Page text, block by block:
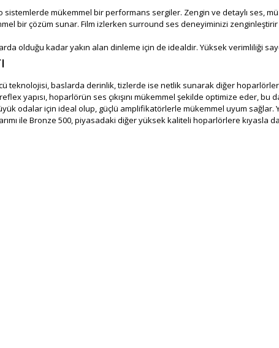
sistemlerde mükemmel bir performans sergiler. Zengin ve detaylı ses,
bir çözüm sunar. Film izlerken surround ses deneyiminizi
olduğu kadar yakın alan dinleme için de idealdir. Yüksek verimliliği
teknolojisi, baslarda derinlik, tizlerde ise netlik sunarak diğer
yapısı, hoparlörün ses çıkışını mükemmel şekilde optimize eder, bu
odalar için ideal olup, güçlü amplifikatörlerle mükemmel uyum
ile Bronze 500, piyasadaki diğer yüksek kaliteli hoparlörlere kıyasla